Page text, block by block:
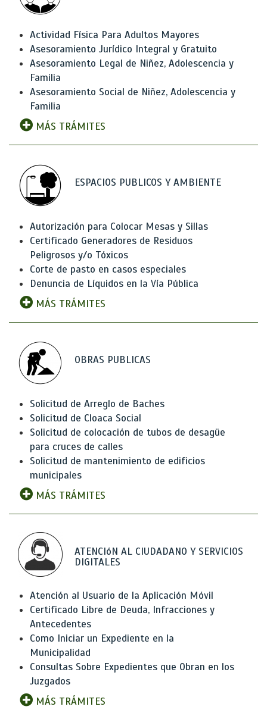
Actividad Física Para Adultos Mayores
Asesoramiento Jurídico Integral y Gratuito
Asesoramiento Legal de Niñez, Adolescencia y
Familia
Asesoramiento Social de Niñez, Adolescencia y
Familia
MÁS TRÁMITES
ESPACIOS PUBLICOS Y AMBIENTE
Autorización para Colocar Mesas y Sillas
Certificado Generadores de Residuos
Peligrosos y/o Tóxicos
Corte de pasto en casos especiales
Denuncia de Líquidos en la Vía Pública
MÁS TRÁMITES
OBRAS PUBLICAS
Solicitud de Arreglo de Baches
Solicitud de Cloaca Social
Solicitud de colocación de tubos de desagüe
para cruces de calles
Solicitud de mantenimiento de edificios
municipales
MÁS TRÁMITES
ATENCIóN AL CIUDADANO Y SERVICIOS
DIGITALES
Atención al Usuario de la Aplicación Móvil
Certificado Libre de Deuda, Infracciones y
Antecedentes
Como Iniciar un Expediente en la
Municipalidad
Consultas Sobre Expedientes que Obran en los
Juzgados
MÁS TRÁMITES